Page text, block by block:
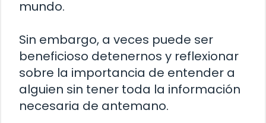
mundo.
Sin embargo, a veces puede ser
beneficioso detenernos y reflexionar
sobre la importancia de entender a
alguien sin tener toda la información
necesaria de antemano.